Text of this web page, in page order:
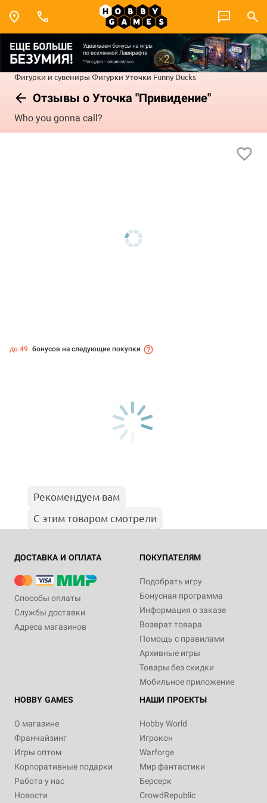
Фигурки и сувениры Фигурки Уточки Funny Ducks
Отзывы о Уточка "Привидение"
Who you gonna call?
до 49 бонусов на следующие покупки
Рекомендуем вам
С этим товаром смотрели
ДОСТАВКА И ОПЛАТА
Способы оплаты
Службы доставки
Адреса магазинов
ПОКУПАТЕЛЯМ
Подобрать игру
Бонусная программа
Информация о заказе
Возврат товара
Помощь с правилами
Архивные игры
Товары без скидки
Мобильное приложение
HOBBY GAMES
О магазине
Франчайзинг
Игры оптом
Корпоративные подарки
Работа у нас
Новости
НАШИ ПРОЕКТЫ
Hobby World
Игрокон
Warforge
Мир фантастики
Берсерк
CrowdRepublic